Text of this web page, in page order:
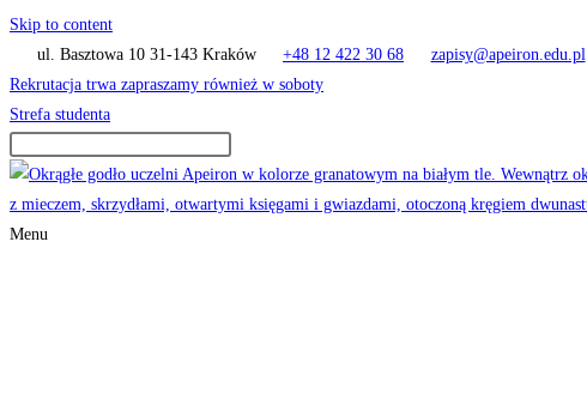
Skip to content
ul. Basztowa 10 31-143 Kraków
+48 12 422 30 68
zapisy@apeiron.edu.pl
Rekrutacja trwa zapraszamy również w soboty
Strefa studenta
Menu